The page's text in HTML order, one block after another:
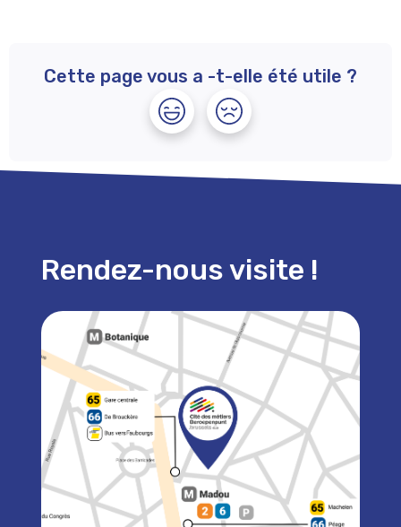
Cette page vous a -t-elle été utile ?
Rendez-nous visite !